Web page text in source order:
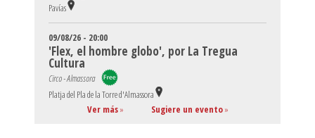
Pavías
09/08/26 - 20:00
'Flex, el hombre globo', por La Tregua
Cultura
Circo - Almassora
Platja del Pla de la Torre d'Almassora
Ver más» Sugiere un evento»